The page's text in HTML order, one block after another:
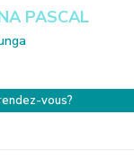
PASCAL
vous?